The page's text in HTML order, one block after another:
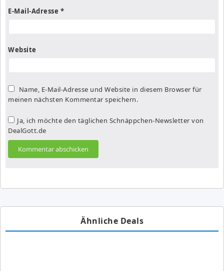
E-Mail-Adresse *
Website
Name, E-Mail-Adresse und Website in diesem Browser für
meinen nächsten Kommentar speichern.
Ja, ich möchte den täglichen Schnäppchen-Newsletter von
DealGott.de
Ähnliche Deals